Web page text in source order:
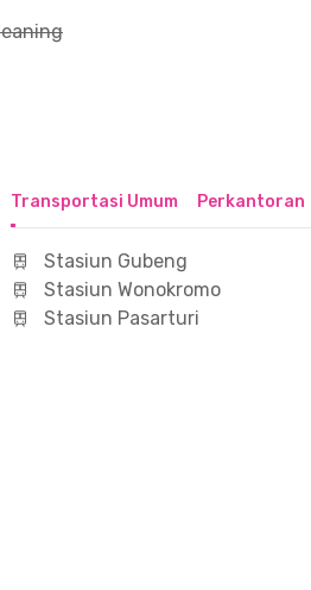
Transportasi Umum Perkantoran
Stasiun Gubeng
Stasiun Wonokromo
Stasiun Pasarturi